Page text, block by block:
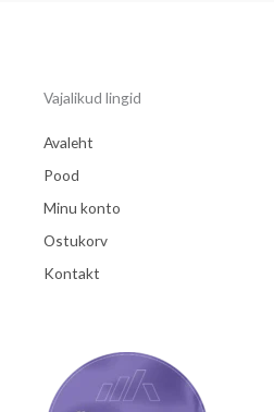
Vajalikud lingid
Avaleht
Pood
Minu konto
Ostukorv
Kontakt